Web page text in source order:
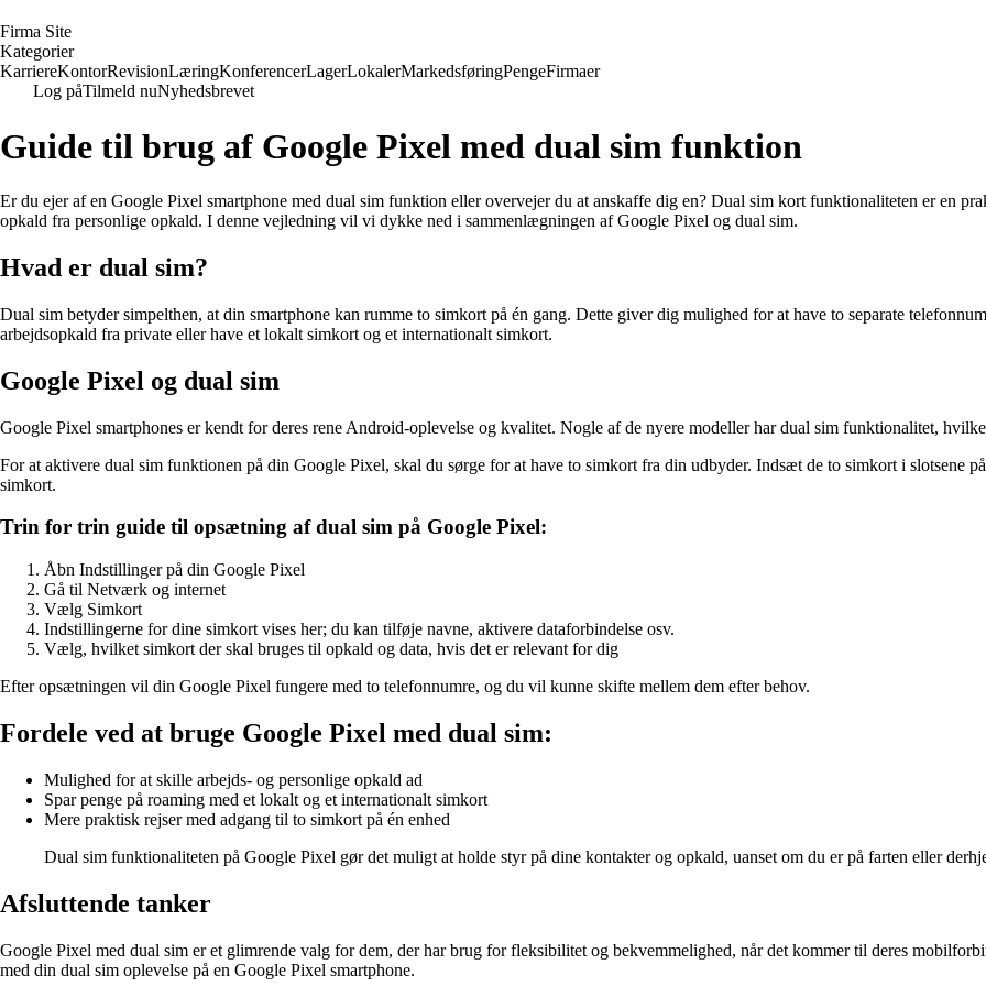
Firma Site
Kategorier
KarriereKontorRevisionLæringKonferencerLagerLokalerMarkedsføringPengeFirmaer
Log påTilmeld nuNyhedsbrevet
Guide til brug af Google Pixel med dual sim funktion
Er du ejer af en Google Pixel smartphone med dual sim funktion eller overvejer du at anskaffe dig en? Dual sim kort funktionaliteten er en
opkald fra personlige opkald. I denne vejledning vil vi dykke ned i sammenlægningen af Google Pixel og dual sim.
Hvad er dual sim?
Dual sim betyder simpelthen, at din smartphone kan rumme to simkort på én gang. Dette giver dig mulighed for at have to separate
arbejdsopkald fra private eller have et lokalt simkort og et internationalt simkort.
Google Pixel og dual sim
Google Pixel smartphones er kendt for deres rene Android-oplevelse og kvalitet. Nogle af de nyere modeller har dual sim funktionalitet,
For at aktivere dual sim funktionen på din Google Pixel, skal du sørge for at have to simkort fra din udbyder. Indsæt de to simkort i slotsene
simkort.
Trin for trin guide til opsætning af dual sim på Google Pixel:
Åbn Indstillinger på din Google Pixel
Gå til Netværk og internet
Vælg Simkort
Indstillingerne for dine simkort vises her; du kan tilføje navne, aktivere dataforbindelse osv.
Vælg, hvilket simkort der skal bruges til opkald og data, hvis det er relevant for dig
Efter opsætningen vil din Google Pixel fungere med to telefonnumre, og du vil kunne skifte mellem dem efter behov.
Fordele ved at bruge Google Pixel med dual sim:
Mulighed for at skille arbejds- og personlige opkald ad
Spar penge på roaming med et lokalt og et internationalt simkort
Mere praktisk rejser med adgang til to simkort på én enhed
Dual sim funktionaliteten på Google Pixel gør det muligt at holde styr på dine kontakter og opkald, uanset om du er på farten eller
Afsluttende tanker
Google Pixel med dual sim er et glimrende valg for dem, der har brug for fleksibilitet og bekvemmelighed, når det kommer til deres
med din dual sim oplevelse på en Google Pixel smartphone.